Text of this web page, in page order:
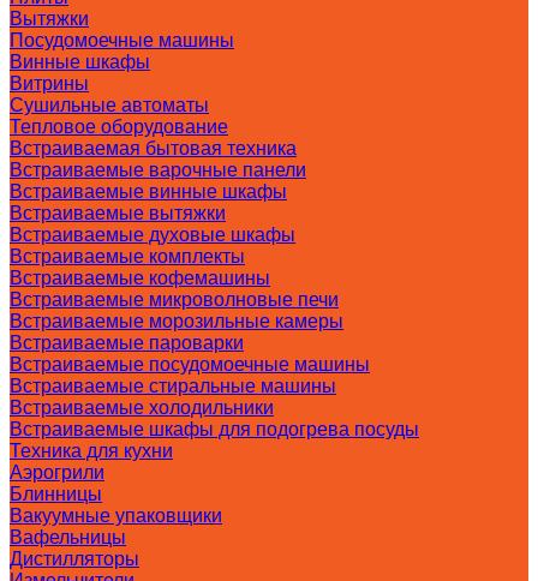
Вытяжки
Посудомоечные машины
Винные шкафы
Витрины
Сушильные автоматы
Тепловое оборудование
Встраиваемая бытовая техника
Встраиваемые варочные панели
Встраиваемые винные шкафы
Встраиваемые вытяжки
Встраиваемые духовые шкафы
Встраиваемые комплекты
Встраиваемые кофемашины
Встраиваемые микроволновые печи
Встраиваемые морозильные камеры
Встраиваемые пароварки
Встраиваемые посудомоечные машины
Встраиваемые стиральные машины
Встраиваемые холодильники
Встраиваемые шкафы для подогрева посуды
Техника для кухни
Аэрогрили
Блинницы
Вакуумные упаковщики
Вафельницы
Дистилляторы